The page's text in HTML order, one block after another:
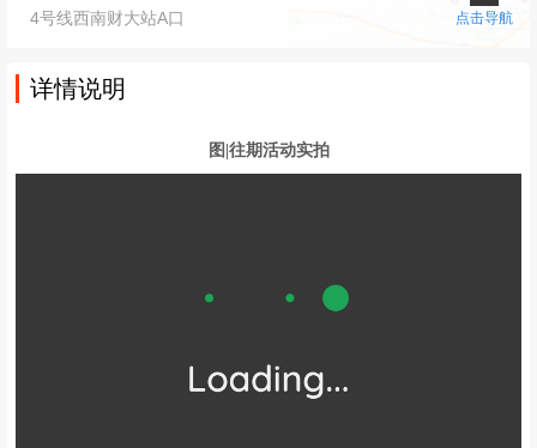
4号线西南财大站A口 点击导航
详情说明
图|往期活动实拍